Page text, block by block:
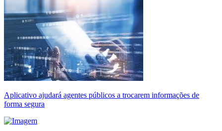
Aplicativo ajudará agentes públicos a trocarem informações de
forma segura